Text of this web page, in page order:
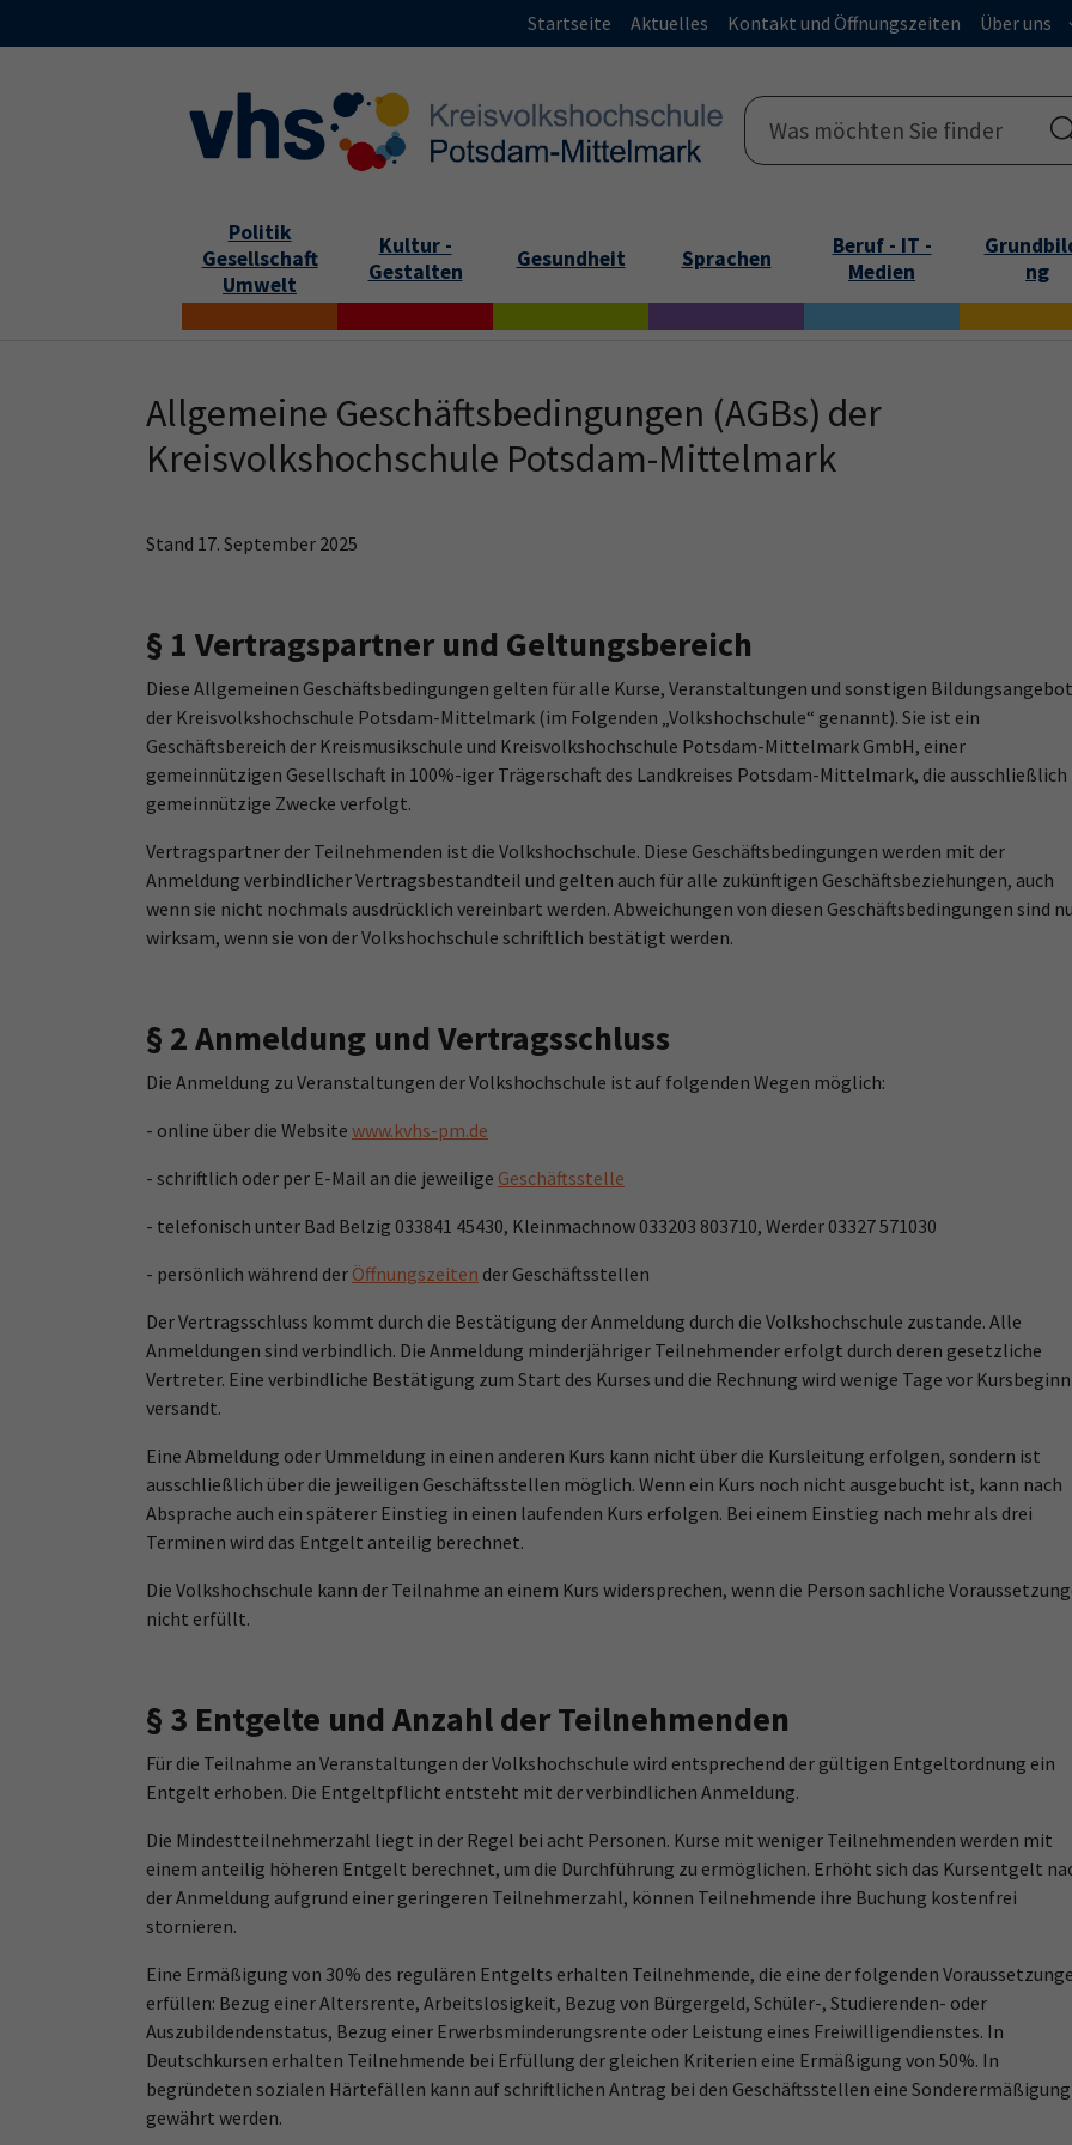
Startseite Aktuelles Kontakt und Öffnungszeiten Über uns
Politik
Gesellschaft
Umwelt
Kultur -
Gestalten
Gesundheit Sprachen
Beruf - IT -
Medien
ng
Allgemeine Geschäftsbedingungen (AGBs) der
Kreisvolkshochschule Potsdam-Mittelmark
Stand 17. September 2025
§ 1 Vertragspartner und Geltungsbereich
Diese Allgemeinen Geschäftsbedingungen gelten für alle Kurse, Veranstaltungen und sonstigen
der Kreisvolkshochschule Potsdam-Mittelmark (im Folgenden „Volkshochschule“ genannt). Sie ist ein
Geschäftsbereich der Kreismusikschule und Kreisvolkshochschule Potsdam-Mittelmark GmbH, einer
gemeinnützigen Gesellschaft in 100%-iger Trägerschaft des Landkreises Potsdam-Mittelmark, die ausschließlich
gemeinnützige Zwecke verfolgt.
Vertragspartner der Teilnehmenden ist die Volkshochschule. Diese Geschäftsbedingungen werden mit der
Anmeldung verbindlicher Vertragsbestandteil und gelten auch für alle zukünftigen Geschäftsbeziehungen, auch
wenn sie nicht nochmals ausdrücklich vereinbart werden. Abweichungen von diesen Geschäftsbedingungen sind
wirksam, wenn sie von der Volkshochschule schriftlich bestätigt werden.
§ 2 Anmeldung und Vertragsschluss
Die Anmeldung zu Veranstaltungen der Volkshochschule ist auf folgenden Wegen möglich:
- online über die Website www.kvhs-pm.de
- schriftlich oder per E-Mail an die jeweilige Geschäftsstelle
- telefonisch unter Bad Belzig 033841 45430, Kleinmachnow 033203 803710, Werder 03327 571030
- persönlich während der Öffnungszeiten der Geschäftsstellen
Der Vertragsschluss kommt durch die Bestätigung der Anmeldung durch die Volkshochschule zustande. Alle
Anmeldungen sind verbindlich. Die Anmeldung minderjähriger Teilnehmender erfolgt durch deren gesetzliche
Vertreter. Eine verbindliche Bestätigung zum Start des Kurses und die Rechnung wird wenige Tage vor Kursbeginn
versandt.
Eine Abmeldung oder Ummeldung in einen anderen Kurs kann nicht über die Kursleitung erfolgen, sondern ist
ausschließlich über die jeweiligen Geschäftsstellen möglich. Wenn ein Kurs noch nicht ausgebucht ist, kann nach
Absprache auch ein späterer Einstieg in einen laufenden Kurs erfolgen. Bei einem Einstieg nach mehr als drei
Terminen wird das Entgelt anteilig berechnet.
Die Volkshochschule kann der Teilnahme an einem Kurs widersprechen, wenn die Person sachliche
nicht erfüllt.
§ 3 Entgelte und Anzahl der Teilnehmenden
Für die Teilnahme an Veranstaltungen der Volkshochschule wird entsprechend der gültigen Entgeltordnung ein
Entgelt erhoben. Die Entgeltpflicht entsteht mit der verbindlichen Anmeldung.
Die Mindestteilnehmerzahl liegt in der Regel bei acht Personen. Kurse mit weniger Teilnehmenden werden mit
einem anteilig höheren Entgelt berechnet, um die Durchführung zu ermöglichen. Erhöht sich das Kursentgelt
der Anmeldung aufgrund einer geringeren Teilnehmerzahl, können Teilnehmende ihre Buchung kostenfrei
stornieren.
Eine Ermäßigung von 30% des regulären Entgelts erhalten Teilnehmende, die eine der folgenden
erfüllen: Bezug einer Altersrente, Arbeitslosigkeit, Bezug von Bürgergeld, Schüler-, Studierenden- oder
Auszubildendenstatus, Bezug einer Erwerbsminderungsrente oder Leistung eines Freiwilligendienstes. In
Deutschkursen erhalten Teilnehmende bei Erfüllung der gleichen Kriterien eine Ermäßigung von 50%. In
begründeten sozialen Härtefällen kann auf schriftlichen Antrag bei den Geschäftsstellen eine Sonderermäßigung
gewährt werden.